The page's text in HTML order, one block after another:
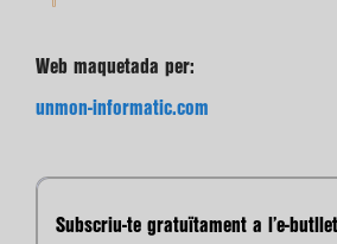
Web maquetada per:
unmon-informatic.com
Subscriu-te gratuïtament a l’e-